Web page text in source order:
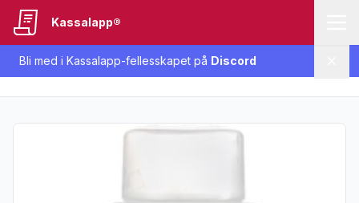
Bli med i Kassalapp-fellesskapet på Discord
Kassalapp®